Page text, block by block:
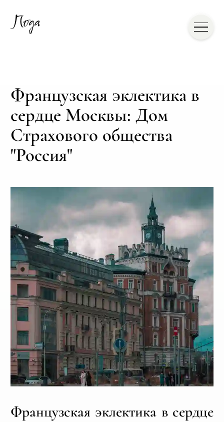
Французская эклектика в
сердце Москвы: Дом
Страхового общества
"Россия"
Французская эклектика в сердце